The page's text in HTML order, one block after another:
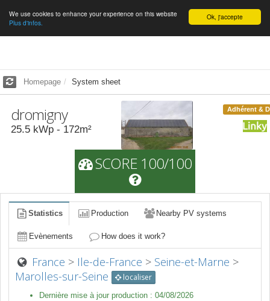
English Ok, j'accepte
We use cookies to enhance your experience on this website
Plus d'infos.
Homepage System sheet
dromigny
25.5 kWp - 172m²
Adhérent &
SCORE 100/100
Statistics Production Nearby PV systems
Evènements How does it work?
France > Ile-de-France > Seine-et-Marne >
Marolles-sur-Seine
localiser
Dernière mise à jour production : 04/08/2026